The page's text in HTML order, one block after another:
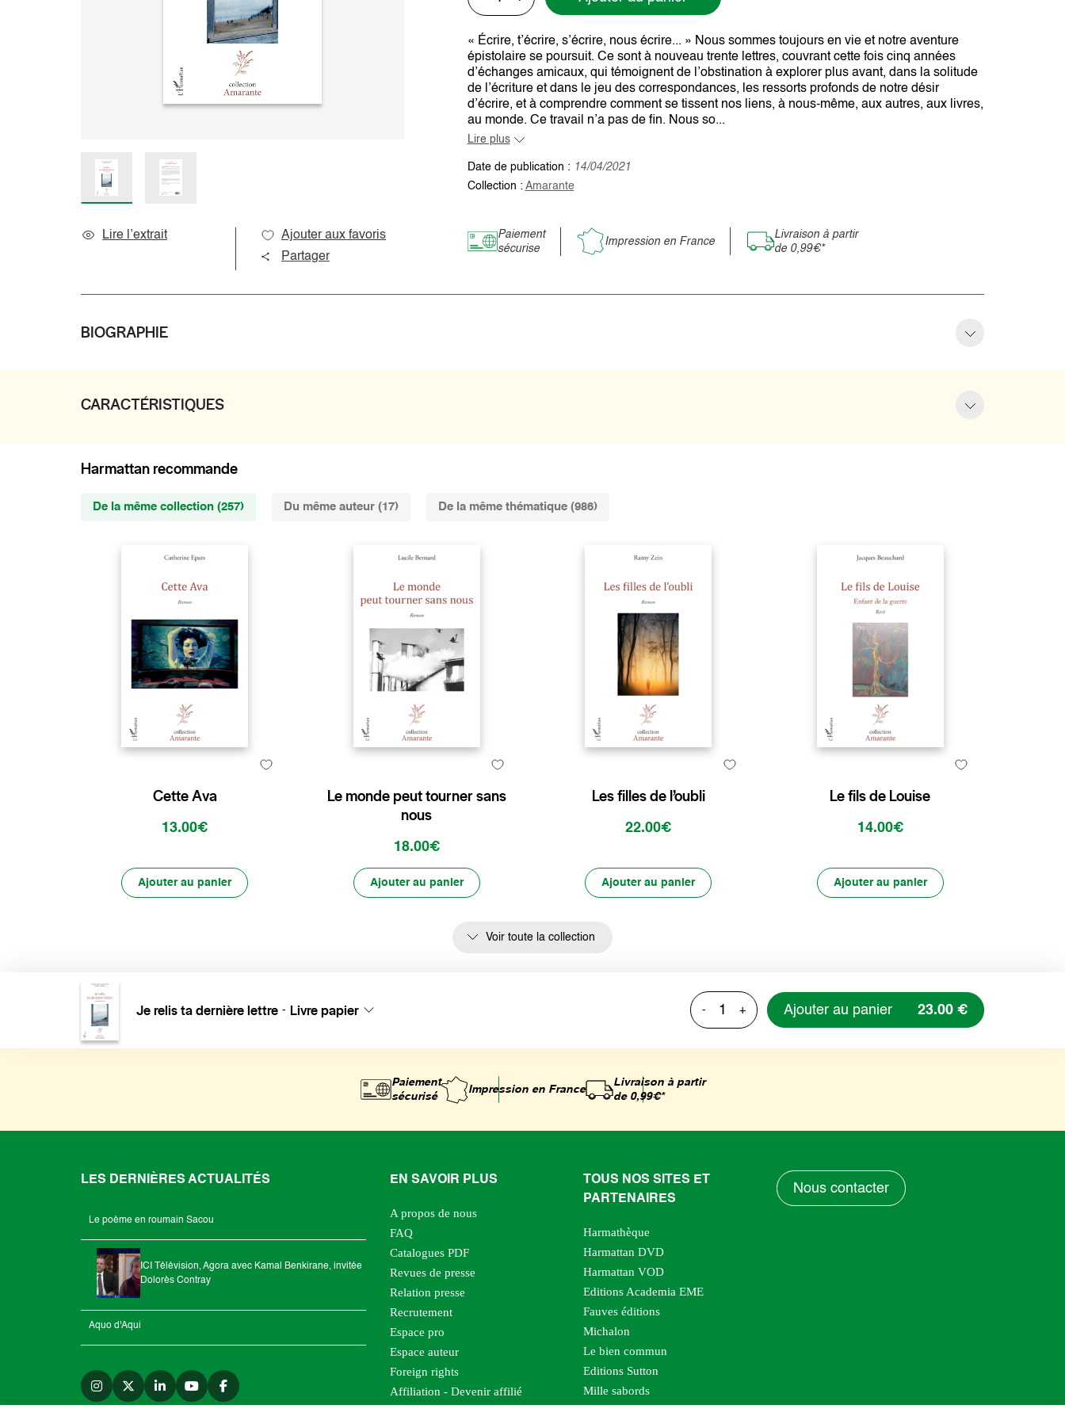
Sociologie et question de société
« Écrire, t’écrire, s’écrire, nous écrire... » Nous sommes toujours en vie et notre aventure
épistolaire se poursuit. Ce sont à nouveau trente lettres, couvrant cette fois cinq années
d’échanges amicaux, qui témoignent de l’obstination à explorer plus avant, dans la solitude
de l’écriture et dans le jeu des correspondances, les ressorts profonds de notre désir
d’écrire, et à comprendre comment se tissent nos liens, à nous-même, aux autres, aux livres,
au monde. Ce travail n’a pas de fin. Nous so...
Lire plus
Date de publication : 14/04/2021
Collection : Amarante
Lire l’extrait
Ajouter aux favoris
Partager
Paiement
sécurise
Impression en France
Livraison à partir
de 0,99€*
BIOGRAPHIE
CARACTÉRISTIQUES
Harmattan recommande
De la même collection (257) Du même auteur (17) De la même thématique (986)
Cette Ava
13.00€
Ajouter au panier
Le monde peut tourner sans
nous
18.00€
Ajouter au panier
Les filles de l’oubli
22.00€
Ajouter au panier
Le fils de Louise
14.00€
Ajouter au panier
Voir toute la collection
Je relis ta dernière lettre - Livre papier - + Ajouter au panier 23.00 €
Paiement
sécurisé
Impression en France
Livraison à partir
de 0,99€*
LES DERNIÈRES ACTUALITÉS
Le poème en roumain Sacou
ICI Télévision, Agora avec Kamal Benkirane, invitée
Dolorès Contray
Aquo d'Aqui
EN SAVOIR PLUS
A propos de nous
FAQ
Catalogues PDF
Revues de presse
Relation presse
Recrutement
Espace pro
Espace auteur
Foreign rights
Affiliation - Devenir affilié
TOUS NOS SITES ET
PARTENAIRES
Harmathèque
Harmattan DVD
Harmattan VOD
Editions Academia EME
Fauves éditions
Michalon
Le bien commun
Editions Sutton
Mille sabords
Nous contacter